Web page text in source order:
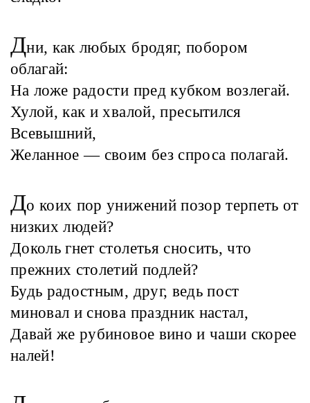
Дни, как любых бродяг, побором
облагай:
На ложе радости пред кубком возлегай.
Хулой, как и хвалой, пресытился
Всевышний,
Желанное — своим без спроса полагай.
До коих пор унижений позор терпеть от
низких людей?
Доколь гнет столетья сносить, что
прежних столетий подлей?
Будь радостным, друг, ведь пост
миновал и снова праздник настал,
Давай же рубиновое вино и чаши скорее
налей!